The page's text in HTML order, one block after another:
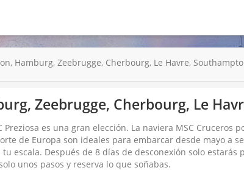
Hamburg, Zeebrugge, Cherbourg, Le Havre,
Zeebrugge, Cherbourg, Le
Preziosa es una gran elección. La naviera MSC
de Europa son ideales para embarcar desde mayo a
escala. Después de 8 días de desconexión solo
unos pasos y reserva lo que soñabas.